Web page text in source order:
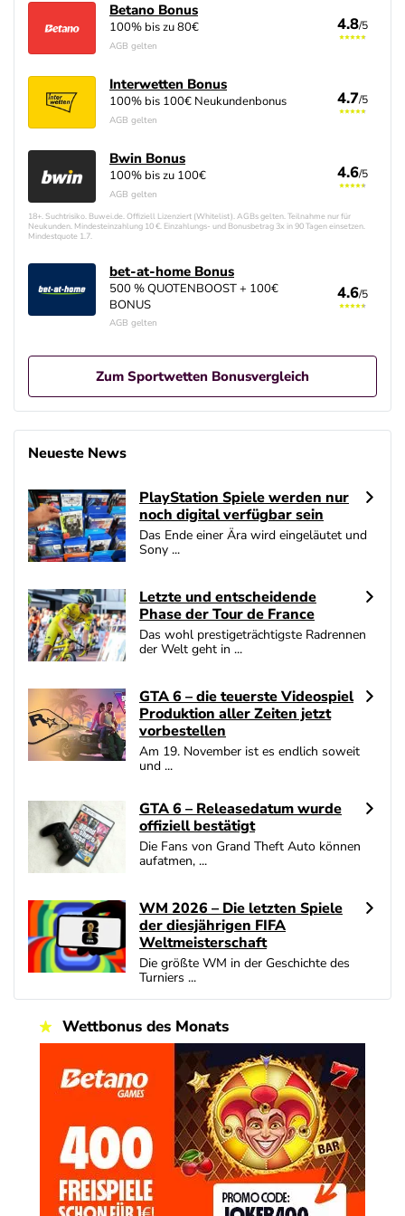
Betano
Betano Erfahrungen
4.8/5
Interwetten
Interwetten Erfahrungen
4.7/5
Bwin
Bwin Erfahrungen
4.6/5
Betano Bonus
100% bis zu 80€
AGB gelten
4.8/5
Interwetten Bonus
100% bis 100€ Neukundenbonus
AGB gelten
4.7/5
Bwin Bonus
100% bis zu 100€
AGB gelten
4.6/5
18+. Suchtrisiko. Buwei.de. Offiziell Lizenziert (Whitelist). AGBs gelten. Teilnahme nur für
Neukunden. Mindesteinzahlung 10 €. Einzahlungs- und Bonusbetrag 3x in 90 Tagen einsetzen.
Mindestquote 1.7.
bet-at-home Bonus
500 % QUOTENBOOST + 100€
BONUS
AGB gelten
4.6/5
Zum Sportwetten Bonusvergleich
Neueste News
PlayStation Spiele werden nur
noch digital verfügbar sein
Das Ende einer Ära wird eingeläutet und
Sony ...
Letzte und entscheidende
Phase der Tour de France
Das wohl prestigeträchtigste Radrennen
der Welt geht in ...
GTA 6 – die teuerste Videospiel
Produktion aller Zeiten jetzt
vorbestellen
Am 19. November ist es endlich soweit
und ...
GTA 6 – Releasedatum wurde
offiziell bestätigt
Die Fans von Grand Theft Auto können
aufatmen, ...
WM 2026 – Die letzten Spiele
der diesjährigen FIFA
Weltmeisterschaft
Die größte WM in der Geschichte des
Turniers ...
Wettbonus des Monats